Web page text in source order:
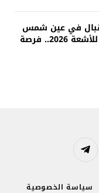
في عين شمس
بمركز تراست سكان للأشعة 2026.. فرصة
تيلقرام
سياسة الخصوصية